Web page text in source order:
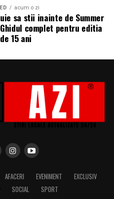
produs de: CB MOTION
MEDIA PRODUCTIONS
Mara
Roșu
RESIDENCE, S&I BEST
CLIMA FREON
acum o zi
sa stii inainte de Summer
complet pentru editia
15 ani
AFACERI EVENIMENT
EXCLUSIV
SOCIAL SPORT